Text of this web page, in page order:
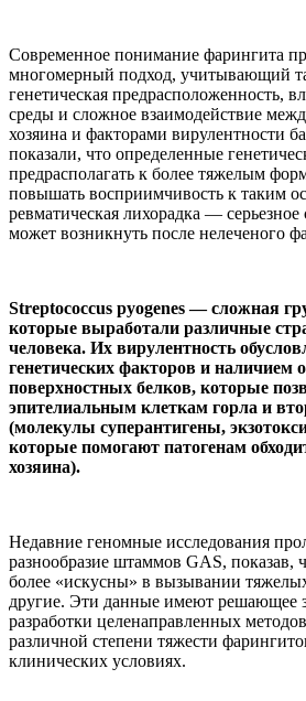
Современное понимание фарингита
многомерный подход, учитывающий
генетическая предрасположенность,
среды и сложное взаимодействие
хозяина и факторами вирулентности
показали, что определенные
предрасполагать к более тяжелым
повышать восприимчивость к таким
ревматическая лихорадка — серьезное
может возникнуть после нелеченого
Streptococcus pyogenes — сложная
которые выработали различные
человека. Их вирулентность
генетических факторов и наличием
поверхностных белков, которые
эпителиальным клеткам горла и
(молекулы суперантигены,
которые помогают патогенам
хозяина).
Недавние геномные исследования
разнообразие штаммов GAS,
более «искусны» в вызывании
другие. Эти данные имеют решающее
разработки целенаправленных
различной степени тяжести
клинических условиях.